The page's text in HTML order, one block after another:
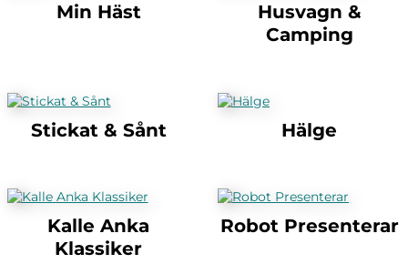
Min Häst
Husvagn &
Camping
Stickat & Sånt Hälge
Kalle Anka
Klassiker
Robot Presenterar